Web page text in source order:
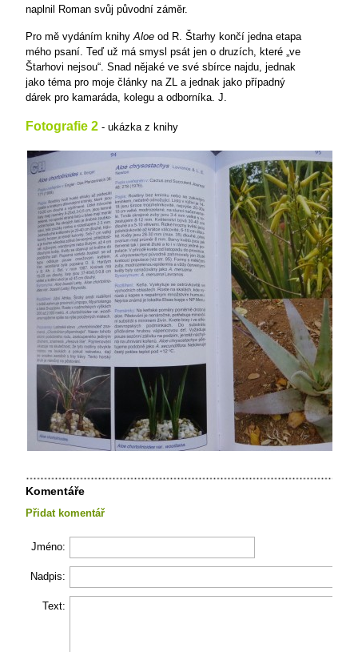
naplnil Roman svůj původní záměr.
Pro mě vydáním knihyAloe od R. Štarhy končí jedna etapa
mého psaní. Teď už má smysl psát jen o druzích, které „ve
Štarhovi nejsou“. Snad nějaké ve své sbírce najdu, jednak
jako téma pro moje články na ZL a jednak jako případný
dárek pro kamaráda, kolegu a odborníka. J.
Fotografie 2 - ukázka z knihy
Komentáře
Přidat komentář
Jméno:
Nadpis:
Text: